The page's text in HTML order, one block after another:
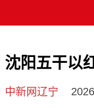
沈阳五干以
中新网辽宁